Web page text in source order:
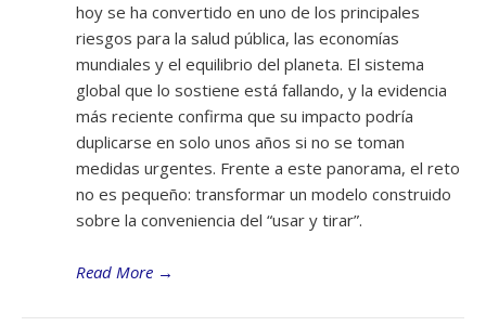
hoy se ha convertido en uno de los principales
riesgos para la salud pública, las economías
mundiales y el equilibrio del planeta. El sistema
global que lo sostiene está fallando, y la evidencia
más reciente confirma que su impacto podría
duplicarse en solo unos años si no se toman
medidas urgentes. Frente a este panorama, el reto
no es pequeño: transformar un modelo construido
sobre la conveniencia del “usar y tirar”.
Read More →